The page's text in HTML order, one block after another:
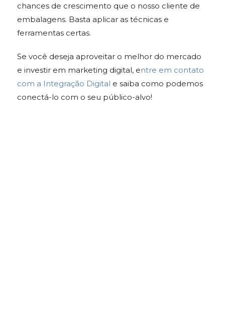
chances de crescimento que o nosso cliente de
embalagens. Basta aplicar as técnicas e
ferramentas certas.
Se você deseja aproveitar o melhor do mercado
e investir em marketing digital, entre em contato
com a Integração Digital e saiba como podemos
conectá-lo com o seu público-alvo!